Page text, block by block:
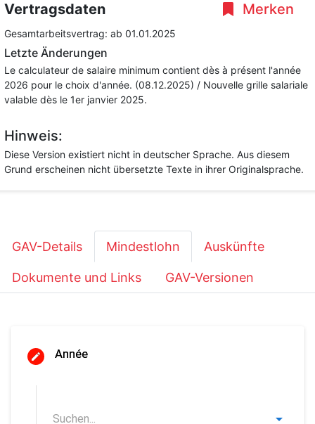
Merken
Vertragsdaten
Gesamtarbeitsvertrag: ab 01.01.2025
Letzte Änderungen
Le calculateur de salaire minimum contient dès à présent l'année
2026 pour le choix d'année. (08.12.2025) / Nouvelle grille salariale
valable dès le 1er janvier 2025.
Hinweis:
Diese Version existiert nicht in deutscher Sprache. Aus diesem
Grund erscheinen nicht übersetzte Texte in ihrer Originalsprache.
GAV-Details Mindestlohn Auskünfte
Dokumente und Links GAV-Versionen
Année